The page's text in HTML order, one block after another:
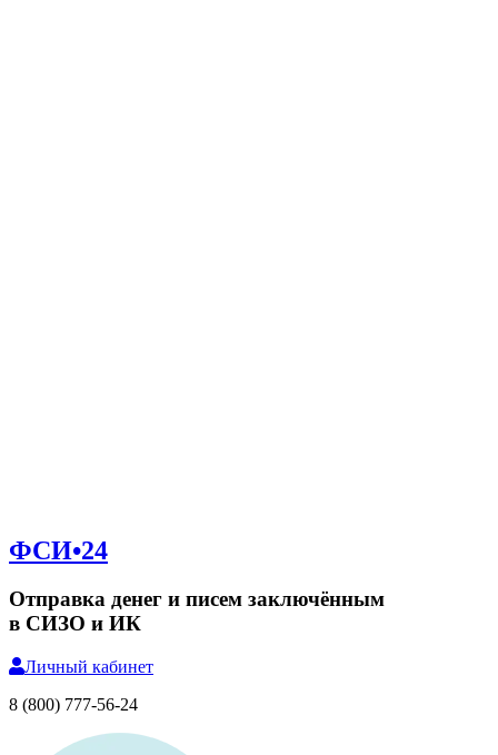
ФСИ•24
Отправка денег и писем заключённым
в СИЗО и ИК
Личный кабинет
8 (800) 777-56-24